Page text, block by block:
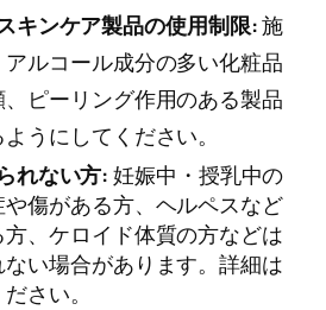
キンケア製品の使用制限:施
ルコール成分の多い化粧品
ピーリング作用のある製品
うにしてください。
れない方:妊娠中・授乳中の
傷がある方、ヘルペスなど
、ケロイド体質の方などは
い場合があります。詳細は
さい。